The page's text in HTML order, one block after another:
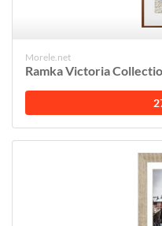
Morele.net
Ramka Victoria